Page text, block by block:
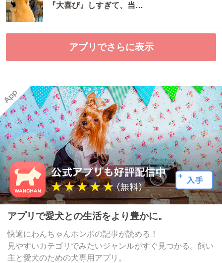
『大喜び』しすぎて、当…
アプリでさらに表示
アプリで愛犬との生活をより豊かに。
快適にわんちゃんホンポの記事が読める！
見やすいカテゴリでみたいジャンルがすぐ見つかる。飼い
主と愛犬のための犬専用アプリ。